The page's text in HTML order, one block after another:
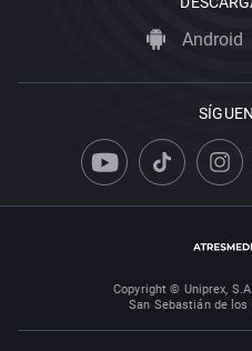
Android
Copyright © Uniprex,
San Sebastián de los